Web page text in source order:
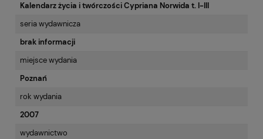
Kalendarz życia i twórczości Cypriana Norwida t. I-III
seria wydawnicza
brak informacji
miejsce wydania
Poznań
rok wydania
2007
wydawnictwo